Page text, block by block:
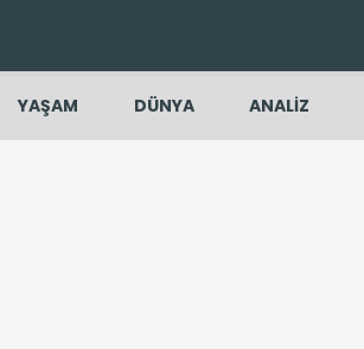
YAŞAM DÜNYA ANALİZ